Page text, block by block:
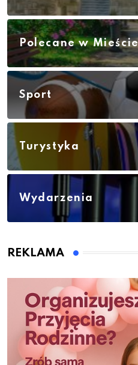
Polecane w Mieście
Sport
Turystyka
Wydarzenia
REKLAMA